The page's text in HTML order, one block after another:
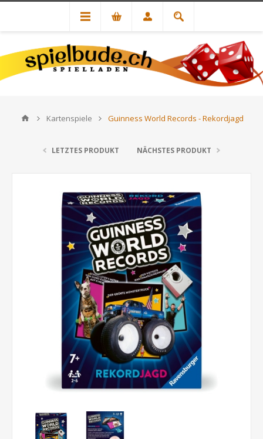
Kartenspiele Guinness World Records - Rekordjagd
LETZTES PRODUKT NÄCHSTES PRODUKT